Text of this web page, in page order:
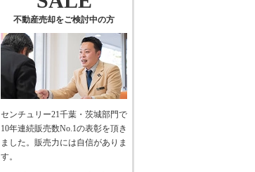
不動産売却をご検討中の方
センチュリー21千葉・茨城部門で
10年連続販売数No.1の表彰を頂き
ました。販売力には自信がありま
す。